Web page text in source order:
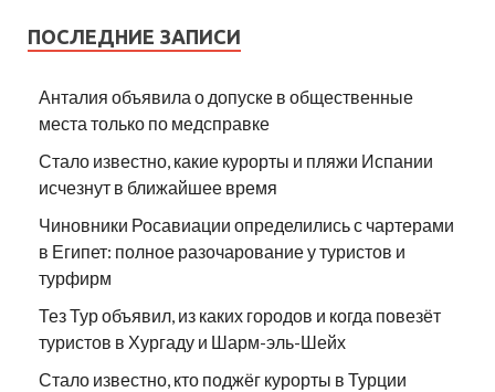
ПОСЛЕДНИЕ ЗАПИСИ
Анталия объявила о допуске в общественные
места только по медсправке
Стало известно, какие курорты и пляжи Испании
исчезнут в ближайшее время
Чиновники Росавиации определились с чартерами
в Египет: полное разочарование у туристов и
турфирм
Тез Тур объявил, из каких городов и когда повезёт
туристов в Хургаду и Шарм-эль-Шейх
Стало известно, кто поджёг курорты в Турции